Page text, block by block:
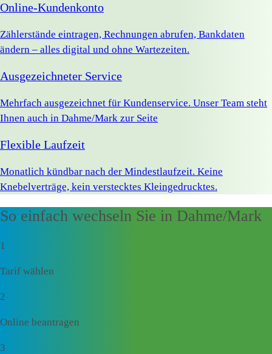
Online-Kundenkonto
Zählerstände eintragen, Rechnungen abrufen, Bankdaten
ändern – alles digital und ohne Wartezeiten.
Ausgezeichneter Service
Mehrfach ausgezeichnet für Kundenservice. Unser Team steht
Ihnen auch in Dahme/Mark zur Seite
Flexible Laufzeit
Monatlich kündbar nach der Mindestlaufzeit. Keine
Knebelverträge, kein verstecktes Kleingedrucktes.
So einfach wechseln Sie in Dahme/Mark
1
Tarif wählen
2
Online beantragen
3